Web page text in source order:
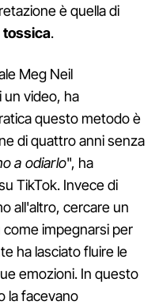
è quella di
tossica.
Meg Neil
un video, ha
questo metodo è
di quattro anni senza
a odiarlo", ha
TikTok. Invece di
all'altro, cercare un
impegnarsi per
ha lasciato fluire le
emozioni. In questo
la facevano